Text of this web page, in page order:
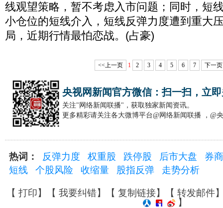
线观望策略，暂不考虑入市问题；同时，短
小仓位的短线介入，短线反弹力度遭到重大
局，近期行情最怕恋战。(占豪)
<<上一页 1 2 3 4 5 6 7 下一
央视网新闻官方微信：扫一扫，立
关注"网络新闻联播"，获取独家新闻资讯。
更多精彩请关注各大微博平台@网络新闻联播 ，@
热词： 反弹力度 权重股 跌停股 后市大盘
券
短线
个股风险 收缩量 股指反弹 走势分析
【 打印】【 我要纠错】【 复制链接】【 转发邮件
】